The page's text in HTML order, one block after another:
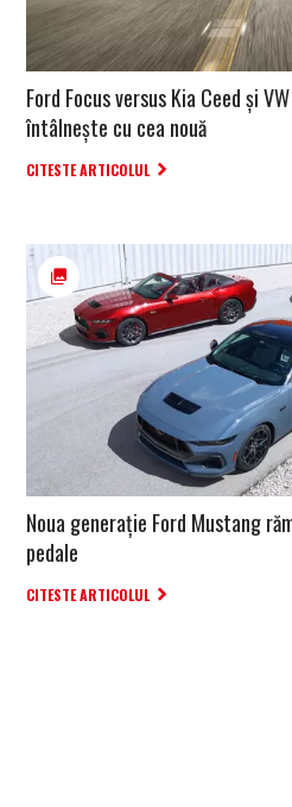
Ford Focus versus Kia Ceed și
întâlnește cu cea nouă
CITESTE ARTICOLUL
Noua generație Ford Mustang
pedale
CITESTE ARTICOLUL